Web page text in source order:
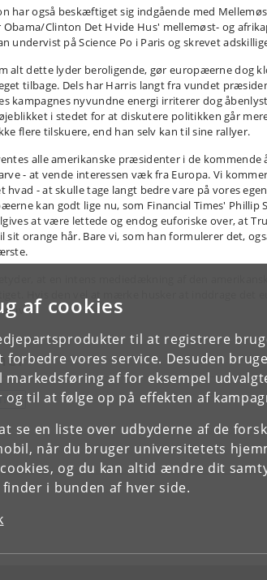
af cookies
til at registrere
vores service. Desuden
af for eksempel
til at følge op på effekten af
se en liste over udbyderne af de
når du bruger universitetets
og du kan altid ændre dit
i bunden af hver side.
har også beskæftiget sig indgående med
Obama/Clinton Det Hvide Hus' mellemøst- og
undervist på Science Po i Paris og skrevet
alt dette lyder beroligende, gør europæerne dog
tilbage. Dels har Harris langt fra vundet
kampagnes nyvundne energi irriterer dog
i stedet for at diskutere politikken går
flere tilskuere, end han selv kan til sine rallyer.
alle amerikanske præsidenter i de kommende
- at vende interessen væk fra Europa. Vi
hvad - at skulle tage langt bedre vare på vores
kan godt lige nu, som Financial Times' Phillip
at være lettede og endog euforiske over, at
sit orange hår. Bare vi, som han formulerer det,